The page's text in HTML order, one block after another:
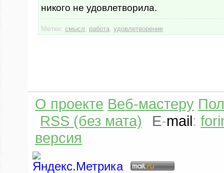
никого не удовлетворила.
Метки: смысл работа удовлетворение
О проекте Веб-мастеру
RSS (без мата)
E-mail:
версия